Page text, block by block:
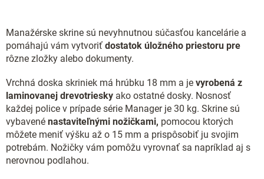
e
p
r
v
k
y
v
ý
p
i
s
e
Manažérske skrine sú nevyhnutnou súčasťou kancelárie a
pomáhajú vám vytvoriť dostatok úložného priestoru pre
rôzne zložky alebo dokumenty.
Vrchná doska skriniek má hrúbku 18 mm a je vyrobená z
laminovanej drevotriesky ako ostatné dosky. Nosnosť
každej police v prípade série Manager je 30 kg. Skrine sú
vybavené nastaviteľnými nožičkami, pomocou ktorých
môžete meniť výšku až o 15 mm a prispôsobiť ju svojim
potrebám. Nožičky vám pomôžu vyrovnať sa napríklad aj s
nerovnou podlahou.